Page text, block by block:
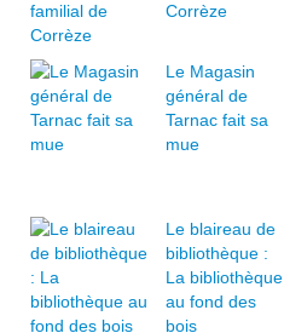
Corrèze
Le Magasin
général de
Tarnac fait sa
mue
Le blaireau de
bibliothèque :
La bibliothèque
au fond des
bois